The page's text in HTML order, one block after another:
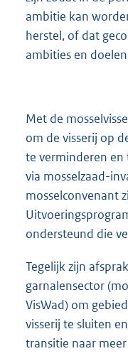
ambitie kan
herstel, of dat
ambities en
Met de
om de visserij op
te verminderen en
via mosselzaad-
mosselconvenant
ondersteund die
Tegelijk zijn
garnalensector
VisWad) om
visserij te sluiten
transitie naar